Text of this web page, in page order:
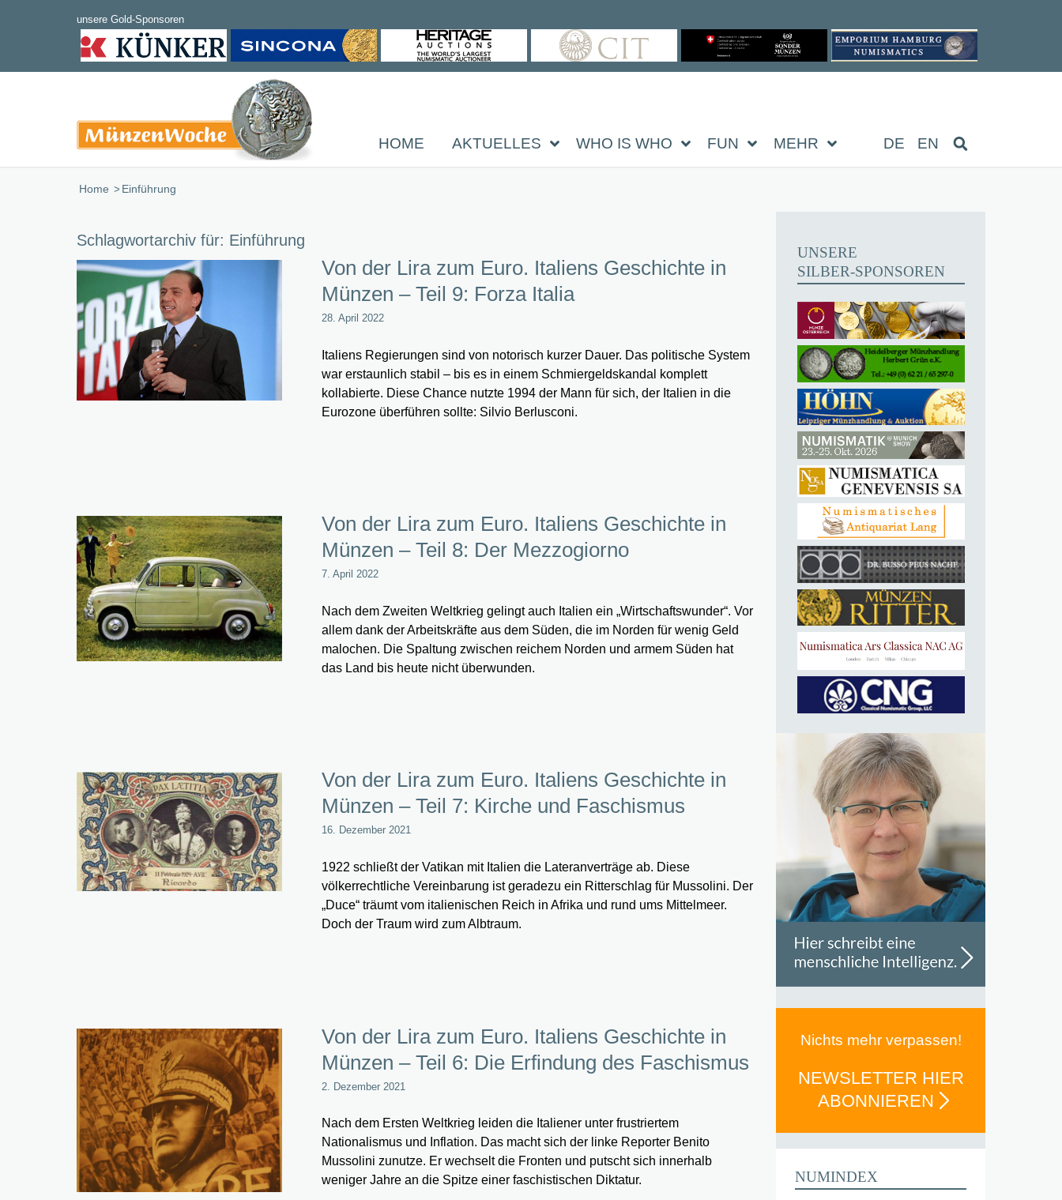
HOME AKTUELLES WHO IS WHO FUN MEHR DE EN
Home /Einführung
Schlagwortarchiv für: Einführung
Von der Lira zum Euro. Italiens Geschichte in
Münzen – Teil 9: Forza Italia
28. April 2022
Italiens Regierungen sind von notorisch kurzer Dauer. Das politische System
war erstaunlich stabil – bis es in einem Schmiergeldskandal komplett
kollabierte. Diese Chance nutzte 1994 der Mann für sich, der Italien in die
Eurozone überführen sollte: Silvio Berlusconi.
Von der Lira zum Euro. Italiens Geschichte in
Münzen – Teil 8: Der Mezzogiorno
7. April 2022
Nach dem Zweiten Weltkrieg gelingt auch Italien ein „Wirtschaftswunder“. Vor
allem dank der Arbeitskräfte aus dem Süden, die im Norden für wenig Geld
malochen. Die Spaltung zwischen reichem Norden und armem Süden hat
das Land bis heute nicht überwunden.
Von der Lira zum Euro. Italiens Geschichte in
Münzen – Teil 7: Kirche und Faschismus
16. Dezember 2021
1922 schließt der Vatikan mit Italien die Lateranverträge ab. Diese
völkerrechtliche Vereinbarung ist geradezu ein Ritterschlag für Mussolini. Der
„Duce“ träumt vom italienischen Reich in Afrika und rund ums Mittelmeer.
Doch der Traum wird zum Albtraum.
Von der Lira zum Euro. Italiens Geschichte in
Münzen – Teil 6: Die Erfindung des Faschismus
2. Dezember 2021
Nach dem Ersten Weltkrieg leiden die Italiener unter frustriertem
Nationalismus und Inflation. Das macht sich der linke Reporter Benito
Mussolini zunutze. Er wechselt die Fronten und putscht sich innerhalb
weniger Jahre an die Spitze einer faschistischen Diktatur.
UNSERE
SILBER-SPONSOREN
Nichts mehr verpassen!
NEWSLETTER HIER
ABONNIEREN
NUMINDEX